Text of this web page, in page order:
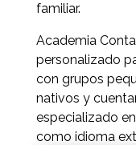
familiar.
Academia
personalizado
con grupos
nativos y
especializado
como idioma